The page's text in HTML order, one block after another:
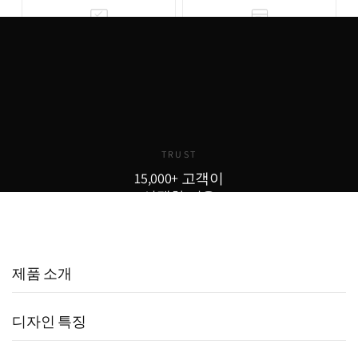
TRUST
15,000+ 고객이
선택한 이유
제품 소개
디자인 특징